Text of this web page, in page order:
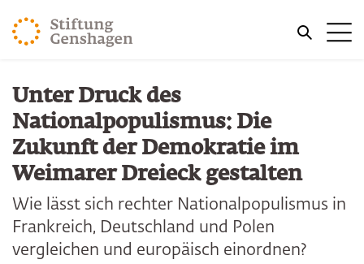
ZUM HAUPTINHALT SPRINGEN
ZUR SUCHE SPRINGEN
Unter Druck des
Nationalpopulismus: Die
Zukunft der Demokratie im
Weimarer Dreieck gestalten
Wie lässt sich rechter Nationalpopulismus in
Frankreich, Deutschland und Polen
vergleichen und europäisch einordnen?